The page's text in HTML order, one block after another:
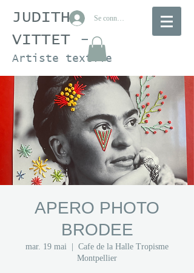
JUDITH
VITTET -
Artiste textile
Se connecter
APERO PHOTO
BRODEE
mar. 19 mai
  |
Cafe de la Halle Tropisme
Montpellier